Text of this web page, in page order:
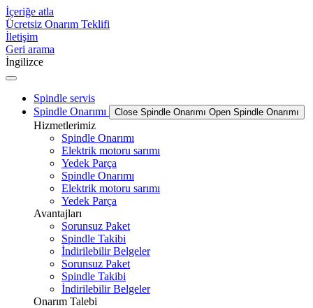
İçeriğe atla
Ücretsiz Onarım Teklifi
İletişim
Geri arama
İngilizce
Spindle servis
Spindle Onarımı
Close Spindle Onarımı Open Spindle Onarımı
Hizmetlerimiz
Spindle Onarımı
Elektrik motoru sarımı
Yedek Parça
Spindle Onarımı
Elektrik motoru sarımı
Yedek Parça
Avantajları
Sorunsuz Paket
Spindle Takibi
İndirilebilir Belgeler
Sorunsuz Paket
Spindle Takibi
İndirilebilir Belgeler
Onarım Talebi